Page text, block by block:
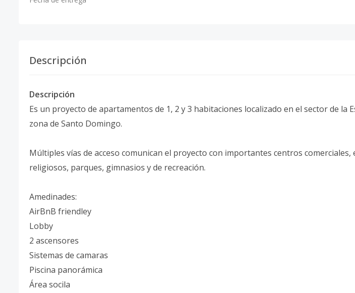
Descripción
Descripción
Es un proyecto de apartamentos de 1, 2 y 3 habitaciones localizado en el sector de la
zona de Santo Domingo.
Múltiples vías de acceso comunican el proyecto con importantes centros comerciales,
religiosos, parques, gimnasios y de recreación.
Amedinades:
AirBnB friendley
Lobby
2 ascensores
Sistemas de camaras
Piscina panorámica
Área socila